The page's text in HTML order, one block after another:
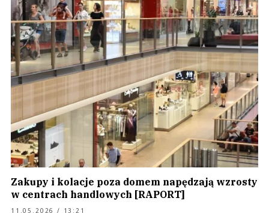
Zakupy i kolacje poza domem napędzają wzrosty
w centrach handlowych [RAPORT]
11.05.2026 / 13:21